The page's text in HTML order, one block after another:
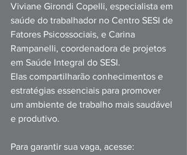
Viviane Girondi Copelli, especialista em
saúde do trabalhador no Centro SESI de
Fatores Psicossociais, e Carina
Rampanelli, coordenadora de projetos
em Saúde Integral do SESI.
Elas compartilharão conhecimentos e
estratégias essenciais para promover
um ambiente de trabalho mais saudável
e produtivo.
Para garantir sua vaga, acesse: